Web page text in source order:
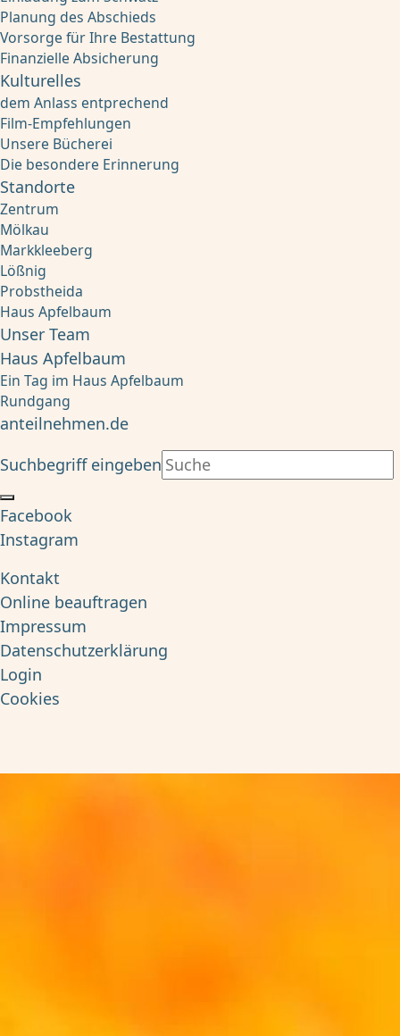
Planung des Abschieds
Vorsorge für Ihre Bestattung
Finanzielle Absicherung
Kulturelles
dem Anlass entprechend
Film-Empfehlungen
Unsere Bücherei
Die besondere Erinnerung
Standorte
Zentrum
Mölkau
Markkleeberg
Lößnig
Probstheida
Haus Apfelbaum
Unser Team
Haus Apfelbaum
Ein Tag im Haus Apfelbaum
Rundgang
anteilnehmen.de
Suchbegriff eingeben
Facebook
Instagram
Kontakt
Online beauftragen
Impressum
Datenschutzerklärung
Login
Cookies